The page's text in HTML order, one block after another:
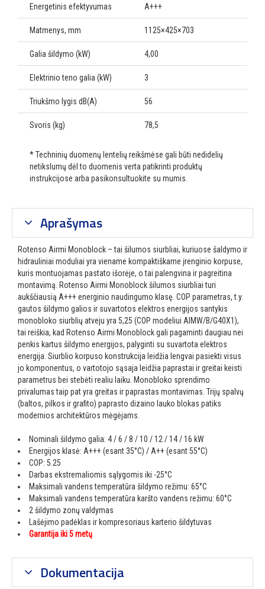
Energetinis efektyvumas A+++
Matmenys, mm 1125×425×703
Galia šildymo (kW) 4,00
Elektrinio teno galia (kW) 3
Triukšmo lygis dB(A) 56
Svoris (kg) 78,5
* Techninių duomenų lentelių reikšmėse gali būti nedidelių
netikslumų dėl to duomenis verta patikrinti produktų
instrukcijose arba pasikonsultuokite su mumis.
Aprašymas
Rotenso Airmi Monoblock – tai šilumos siurbliai, kuriuose šaldymo ir
hidrauliniai moduliai yra viename kompaktiškame įrenginio korpuse,
kuris montuojamas pastato išorėje, o tai palengvina ir pagreitina
montavimą. Rotenso Airmi Monoblock šilumos siurbliai turi
aukščiausią A+++ energinio naudingumo klasę. COP parametras, t.y.
gautos šildymo galios ir suvartotos elektros energijos santykis
monobloko siurblių atveju yra 5,25 (COP modeliui AIMW/B/G40X1),
tai reiškia, kad Rotenso Airmi Monoblock gali pagaminti daugiau nei
penkis kartus šildymo energijos, palyginti su suvartota elektros
energija. Siurblio korpuso konstrukcija leidžia lengvai pasiekti visus
jo komponentus, o vartotojo sąsaja leidžia paprastai ir greitai keisti
parametrus bei stebėti realiu laiku. Monobloko sprendimo
privalumas taip pat yra greitas ir paprastas montavimas. Trijų spalvų
(baltos, pilkos ir grafito) paprasto dizaino lauko blokas patiks
modernios architektūros mėgėjams.
Nominali šildymo galia: 4 / 6 / 8 / 10 / 12 / 14 / 16 kW
Energijos klasė: A+++ (esant 35°C) / A++ (esant 55°C)
COP: 5.25
Darbas ekstremaliomis sąlygomis iki -25°C
Maksimali vandens temperatūra šildymo režimu: 65°C
Maksimali vandens temperatūra karšto vandens režimu: 60°C
2 šildymo zonų valdymas
Lašėjimo padėklas ir kompresoriaus karterio šildytuvas
Garantija iki 5 metų
Dokumentacija